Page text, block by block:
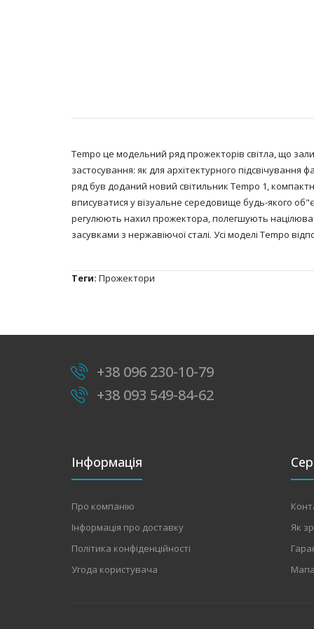
Tempo це модельний ряд прожекторів світла, що
застосування: як для архітектурного
ряд був доданий новий світильник Tempo 1,
вписуватися у візуальне середовище будь-якого
регулюють нахил прожектора, полегшують
засувками з нержавіючої сталі. Усі моделі Tempo
Теги: Прожектори
+38 096 230-10-79
+38 093 549-84-62
Інформація
Про компанію
Інформація про доставку
Політика конфіденційності
Угода користувача
Як